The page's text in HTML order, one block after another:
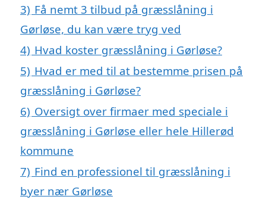
3) Få nemt 3 tilbud på græsslåning i
Gørløse, du kan være tryg ved
4) Hvad koster græsslåning i Gørløse?
5) Hvad er med til at bestemme prisen på
græsslåning i Gørløse?
6) Oversigt over firmaer med speciale i
græsslåning i Gørløse eller hele Hillerød
kommune
7) Find en professionel til græsslåning i
byer nær Gørløse